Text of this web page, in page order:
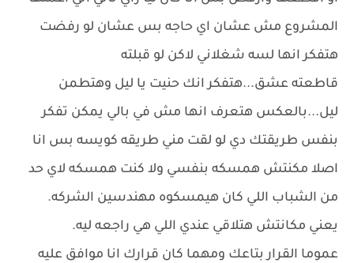
المشروع مش عشان اي حاجه بس عشان لو رفضت
هتفكر انها لسه شغلاني لاكن لو قبلته
قاطعته عشق...هتفكر انك حنيت يا ليل وهتطمن
ليل...بالعكس هتعرف انها مش في بالي يمكن تفكر
بنفس طريقتك دي لو لقت مني طريقه كويسه بس انا
اصلا مكنتش همسكه بنفسي ولا كنت همسكه لاي حد
من الشباب اللي كان هيمسكوه مهندسين الشركه.
يعني مكانتش هتلاقي عندي اللي هي راجعه ليه.
عموما القرار بتاعك ومهما كان قرارك انا موافق عليه